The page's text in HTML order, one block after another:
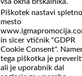
Piškotek nastavi spletno
mesto
in sicer vtičnik "GDPR
Cookie Consent".
tega piškotka je
ali je uporabnik dal